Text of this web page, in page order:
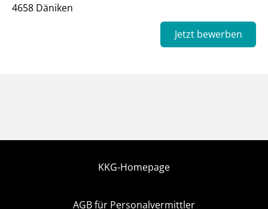
4658 Däniken
Jetzt bewerben
KKG-Homepage
AGB für Personalvermittler